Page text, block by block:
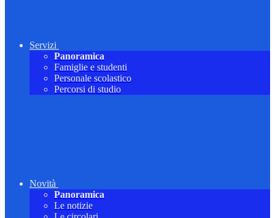
Servizi
Panoramica
Famiglie e studenti
Personale scolastico
Percorsi di studio
Novità
Panoramica
Le notizie